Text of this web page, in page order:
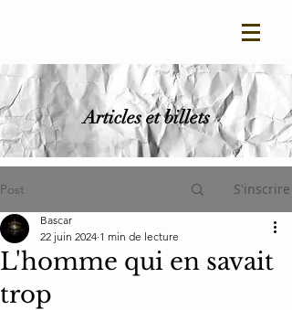
Articles et billets
Post S'inscrire
L'homme qui en savait
trop
Bascar
22 juin 2024 1 min de lecture